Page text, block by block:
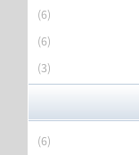
(
6
)
(
6
)
(
3
)
(
6
)